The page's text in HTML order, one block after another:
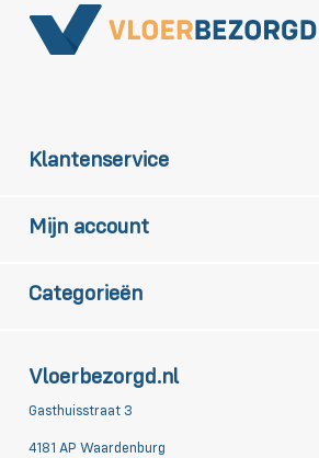
Vloerbezorgd.nl
Gasthuisstraat 3
4181 AP Waardenburg
Klantenservice
Mijn account
Categorieën